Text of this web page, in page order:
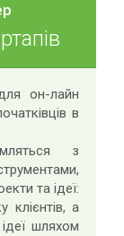
он-лайн
в
з
та ідеї:
клієнтів, а
шляхом